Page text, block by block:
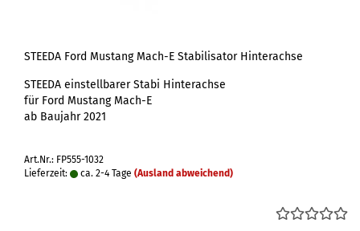
STEEDA Ford Mustang Mach-E Stabilisator Hinterachse
STEEDA einstellbarer Stabi Hinterachse
für Ford Mustang Mach-E
ab Baujahr 2021
Art.Nr.: FP555-1032
Lieferzeit:
ca. 2-4 Tage (Ausland abweichend)